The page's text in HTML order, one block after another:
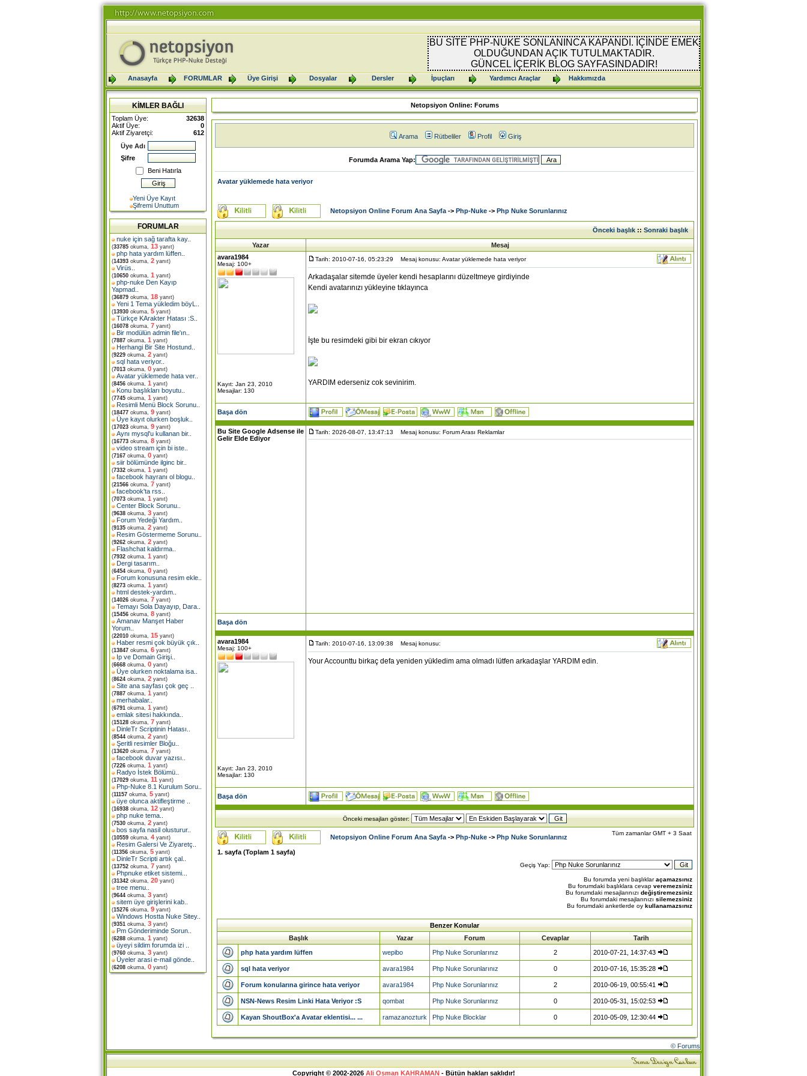
BU SİTE PHP-NUKE SONLANINCA KAPANDI. İÇİNDE EMEK
OLDUĞUNDAN AÇIK TUTULMAKTADIR.
GÜNCEL İÇERİK BLOG SAYFASINDADIR!
Anasayfa FORUMLAR Üye Girişi Dosyalar Dersler İpuçları Yardımcı Araçlar Hakkımızda
KİMLER BAĞLI
Toplam Üye:
32638
Aktif Üye:
0
Aktif Ziyaretçi:
612
Üye Adı
Şifre
Beni Hatırla
Yeni Üye Kayıt
Şifremi Unuttum
FORUMLAR
nuke için sağ tarafta kay..
(33785 okuma, 13 yanıt)
php hata yardım lüffen
(14393 okuma, 2 yanıt)
Virüs
(10650 okuma, 1 yanıt)
php-nuke Den Kayıp
Yapmad
(36879 okuma, 18 yanıt)
Yeni 1 Tema yükledim böyL
(13930 okuma, 5 yanıt)
Türkçe KArakter Hatası :S
(16078 okuma, 7 yanıt)
Bir modülün admin file'ın
(7887 okuma, 1 yanıt)
Herhangi Bir Site Hostund
(9229 okuma, 2 yanıt)
sql hata veriyor..
(7013 okuma, 0 yanıt)
Avatar yüklemede hata ver..
(8456 okuma, 1 yanıt)
Konu başlıkları boyutu
(7745 okuma, 1 yanıt)
Resimli Menü Block Sorunu
(18477 okuma, 9 yanıt)
Üye kayıt olurken boşluk
(17023 okuma, 9 yanıt)
Aynı mysql'u kullanan bir..
(16773 okuma, 8 yanıt)
video stream için bi iste
(7167 okuma, 0 yanıt)
siir bölümünde ilginc bir..
(7332 okuma, 1 yanıt)
facebook hayranı ol blogu
(21566 okuma, 7 yanıt)
facebook'ta rss
(7073 okuma, 1 yanıt)
Center Block Sorunu
(9638 okuma, 3 yanıt)
Forum Yedeği Yardım
(9135 okuma, 2 yanıt)
Resim Göstermeme Sorunu
(9262 okuma, 2 yanıt)
Flashchat kaldırma
(7932 okuma, 1 yanıt)
Dergi tasarım
(6454 okuma, 0 yanıt)
Forum konusuna resim ekle
(8273 okuma, 1 yanıt)
html destek-yardım
(14026 okuma, 7 yanıt)
Temayı Sola Dayayıp, Dara
(15456 okuma, 8 yanıt)
Amanav Manşet Haber
Yorum
(22010 okuma, 15 yanıt)
Haber resmi çok büyük çık
(13847 okuma, 6 yanıt)
Ip ve Domain Girişi
(6668 okuma, 0 yanıt)
Üye olurken noktalama isa
(8624 okuma, 2 yanıt)
Site ana sayfası çok geç
(7887 okuma, 1 yanıt)
merhabalar..
(6791 okuma, 1 yanıt)
emlak sitesi hakkında
(15128 okuma, 7 yanıt)
DinleTr Scriptinin Hatası
(8544 okuma, 2 yanıt)
Şeritli resimler Bloğu
(13620 okuma, 7 yanıt)
facebook duvar yazısı
(7226 okuma, 1 yanıt)
Radyo İstek Bölümü
(17029 okuma, 11 yanıt)
Php-Nuke 8.1 Kurulum Soru
(11157 okuma, 5 yanıt)
üye olunca aktifleştirme
(16938 okuma, 12 yanıt)
php nuke tema
(7530 okuma, 2 yanıt)
bos sayfa nasil olusturur..
(10559 okuma, 4 yanıt)
Resim Galersi Ve Ziyaretç
(11356 okuma, 5 yanıt)
DinleTr Scripti artık çal
(13752 okuma, 7 yanıt)
Phpnuke etiket sistemi.
(31342 okuma, 20 yanıt)
tree menu
(9644 okuma, 3 yanıt)
sitem üye girişlerini kab
(15276 okuma, 9 yanıt)
Windows Hostta Nuke Sitey..
(9351 okuma, 3 yanıt)
Pm Gönderiminde Sorun
(6288 okuma, 1 yanıt)
üyeyi sildim forumda izi
(9760 okuma, 3 yanıt)
Üyeler arasi e-mail gönde
(6208 okuma, 0 yanıt)
Netopsiyon Online: Forums
Arama Rütbeliler Profil Giriş
Forumda Arama Yap:
Avatar yüklemede hata veriyor
Netopsiyon Online Forum Ana Sayfa -> Php-Nuke -> Php Nuke Sorunlarınız
Önceki başlık::Sonraki başlık
Yazar
Mesaj
avara1984
Mesaj: 100+
Kayıt: Jan 23, 2010
Mesajlar: 130
Tarih: 2010-07-16, 05:23:29 Mesaj konusu: Avatar yüklemede hata veriyor
Arkadaşalar sitemde üyeler kendi hesaplarını düzeltmeye girdiyinde
Kendi avatarınızı yükleyine tıklayınca
İşte bu resimdeki gibi bir ekran cıkıyor
YARDIM ederseniz cok sevinirim.
Başa dön
Bu Site Google Adsense ile
Gelir Elde Ediyor
Tarih: 2026-08-07, 13:47:13 Mesaj konusu: Forum Arası Reklamlar
Başa dön
avara1984
Mesaj: 100+
Kayıt: Jan 23, 2010
Mesajlar: 130
Tarih: 2010-07-16, 13:09:38 Mesaj konusu:
Your Accounttu birkaç defa yeniden yükledim ama olmadı lütfen arkadaşlar YARDIM edin.
Başa dön
Önceki mesajları göster:
Netopsiyon Online Forum Ana Sayfa -> Php-Nuke -> Php Nuke Sorunlarınız
Tüm zamanlar GMT + 3 Saat
1. sayfa (Toplam 1 sayfa)
Geçiş Yap:
Bu forumda yeni başlıklaraçamazsınız
Bu forumdaki başlıklara cevap veremezsiniz
Bu forumdaki mesajlarınızı değiştiremezsiniz
Bu forumdaki mesajlarınızı silemezsiniz
Bu forumdaki anketlerde oy kullanamazsınız
Benzer Konular
Başlık
Yazar Forum Cevaplar
Tarih
php hata yardım lüffen
wepibo Php Nuke Sorunlarınız 2 2010-07-21, 14:37:43
sql hata veriyor avara1984 Php Nuke Sorunlarınız 0 2010-07-16, 15:35:28
Forum konularına girince hata veriyor avara1984 Php Nuke Sorunlarınız 2 2010-06-19, 00:55:41
NSN-News Resim Linki Hata Veriyor :S qombat Php Nuke Sorunlarınız 0 2010-05-31, 15:02:53
Kayan ShoutBox'a Avatar eklentisi... ... ramazanozturk Php Nuke Blocklar 0 2010-05-09, 12:30:44
© Forums
Copyright © 2002-2026 Ali Osman KAHRAMAN- Bütün hakları saklıdır!